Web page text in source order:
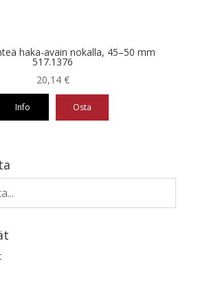
haka-avain nokalla, 45–50 mm
517.1376
20,14 €
Info Osta